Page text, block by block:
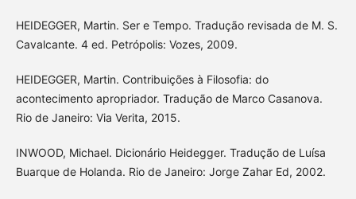
HEIDEGGER, Martin. Ser e Tempo. Tradução revisada de M. S.
Cavalcante. 4 ed. Petrópolis: Vozes, 2009.
HEIDEGGER, Martin. Contribuições à Filosofia: do
acontecimento apropriador. Tradução de Marco Casanova.
Rio de Janeiro: Via Verita, 2015.
INWOOD, Michael. Dicionário Heidegger. Tradução de Luísa
Buarque de Holanda. Rio de Janeiro: Jorge Zahar Ed, 2002.